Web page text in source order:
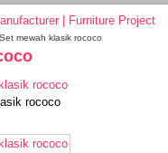
mewah klasik rococo
rococo